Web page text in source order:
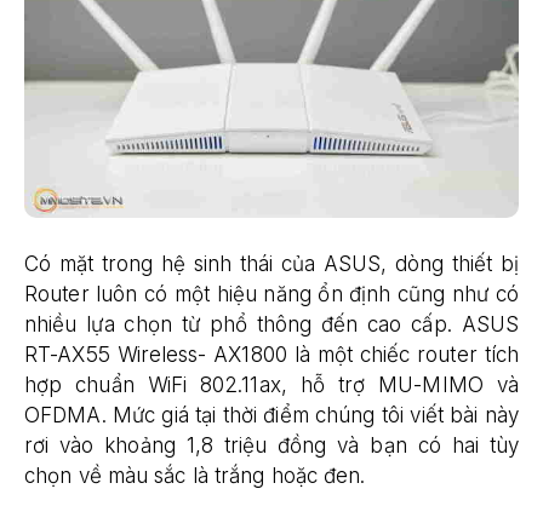
Có mặt trong hệ sinh thái của ASUS, dòng thiết bị
Router luôn có một hiệu năng ổn định cũng như có
nhiều lựa chọn từ phổ thông đến cao cấp. ASUS
RT-AX55 Wireless- AX1800 là một chiếc router tích
hợp chuẩn WiFi 802.11ax, hỗ trợ MU-MIMO và
OFDMA. Mức giá tại thời điểm chúng tôi viết bài này
rơi vào khoảng 1,8 triệu đồng và bạn có hai tùy
chọn về màu sắc là trắng hoặc đen.